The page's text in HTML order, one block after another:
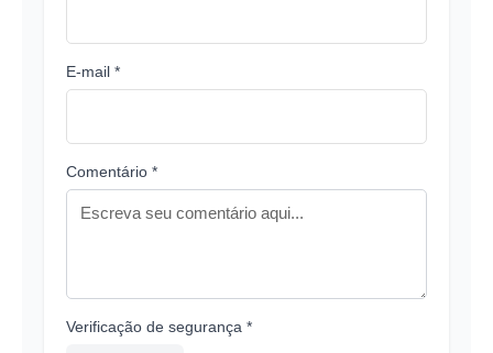
E-mail *
Comentário *
Verificação de segurança *